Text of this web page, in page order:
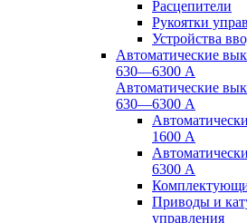
Расцепители
Рукоятки
Устройства
Автоматические
630—6300 А
Автоматические
630—6300 А
1600 А
6300 А
Приводы и
управления